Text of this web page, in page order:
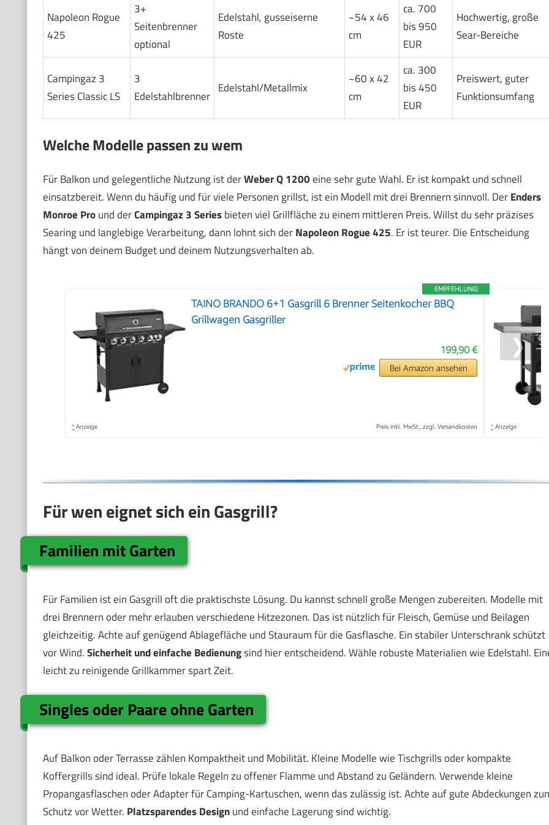
Napoleon Rogue
425
3+
Seitenbrenner
optional
Edelstahl, gusseiserne
Roste
~54 x 46
cm
ca. 700
bis 950
EUR
Hochwertig, große
Sear-Bereiche
Campingaz 3
Series Classic LS
3
Edelstahlbrenner
Edelstahl/Metallmix
~60 x 42
cm
ca. 300
bis 450
EUR
Preiswert, guter
Funktionsumfang
Welche Modelle passen zu wem
Für Balkon und gelegentliche Nutzung ist derWeber Q 1200eine sehr gute Wahl. Er ist kompakt und schnell
einsatzbereit. Wenn du häufig und für viele Personen grillst, ist ein Modell mit drei Brennern sinnvoll. DerEnders
Monroe Pround derCampingaz 3 Seriesbieten viel Grillfläche zu einem mittleren Preis. Willst du sehr präzises
Searing und langlebige Verarbeitung, dann lohnt sich derNapoleon Rogue 425. Er ist teurer. Die Entscheidung
hängt von deinem Budget und deinem Nutzungsverhalten ab.
EMPFEHLUNG
TAINO BRANDO 6+1 Gasgrill 6 Brenner Seitenkocher BBQ
Grillwagen Gasgriller
199,90 €
Bei Amazon ansehen
* Anzeige Preis inkl. MwSt., zzgl. Versandkosten * Anzeige
❯
Für wen eignet sich ein Gasgrill?
Familien mit Garten
Für Familien ist ein Gasgrill oft die praktischste Lösung. Du kannst schnell große Mengen zubereiten. Modelle mit
drei Brennern oder mehr erlauben verschiedene Hitzezonen. Das ist nützlich für Fleisch, Gemüse und Beilagen
gleichzeitig. Achte auf genügend Ablagefläche und Stauraum für die Gasflasche. Ein stabiler Unterschrank schützt
vor Wind.Sicherheit und einfache Bedienungsind hier entscheidend. Wähle robuste Materialien wie Edelstahl.
leicht zu reinigende Grillkammer spart Zeit.
Singles oder Paare ohne Garten
Auf Balkon oder Terrasse zählen Kompaktheit und Mobilität. Kleine Modelle wie Tischgrills oder kompakte
Koffergrills sind ideal. Prüfe lokale Regeln zu offener Flamme und Abstand zu Geländern. Verwende kleine
Propangasflaschen oder Adapter für Camping-Kartuschen, wenn das zulässig ist. Achte auf gute Abdeckungen
Schutz vor Wetter. Platzsparendes Designund einfache Lagerung sind wichtig.